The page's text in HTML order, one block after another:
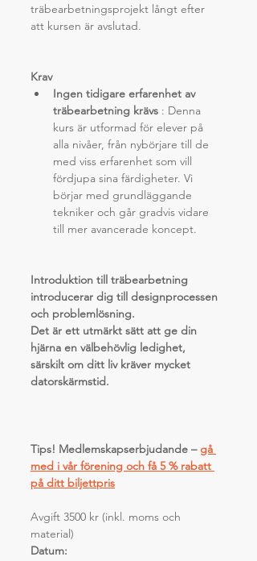
träbearbetningsprojekt långt efter
att kursen är avslutad.
Krav
Ingen tidigare erfarenhet av
träbearbetning krävs : Denna
kurs är utformad för elever på
alla nivåer, från nybörjare till de
med viss erfarenhet som vill
fördjupa sina färdigheter. Vi
börjar med grundläggande
tekniker och går gradvis vidare
till mer avancerade koncept.
Introduktion till träbearbetning
introducerar dig till designprocessen
och problemlösning.
Det är ett utmärkt sätt att ge din
hjärna en välbehövlig ledighet,
särskilt om ditt liv kräver mycket
datorskärmstid.
Tips! Medlemskapserbjudande – gå
med i vår förening och få 5 % rabatt
på ditt biljettpris
Avgift 3500 kr (inkl. moms och
material)
Datum: